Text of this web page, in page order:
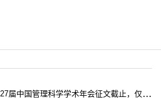
管理科学学术年会征文截止，仅剩两周多时间啦！